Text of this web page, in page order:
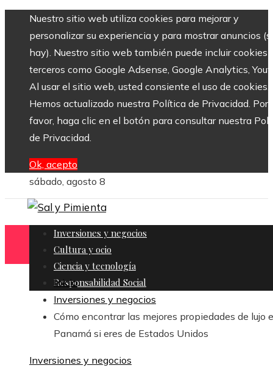
Nuestro sitio web utiliza cookies para mejorar y
personalizar su experiencia y para mostrar anuncios
hay). Nuestro sitio web también puede incluir cookies
terceros como Google Adsense, Google Analytics,
Al usar el sitio web, usted consiente el uso de cookies.
Hemos actualizado nuestra Política de Privacidad. Por
favor, haga clic en el botón para consultar nuestra
de Privacidad.
Ok, acepto
sábado, agosto 8
Inversiones y negocios
Cultura y ocio
Ciencia y tecnología
Responsabilidad Social
Inicio
Inversiones y negocios
Cómo encontrar las mejores propiedades de lujo
Panamá si eres de Estados Unidos
Inversiones y negocios